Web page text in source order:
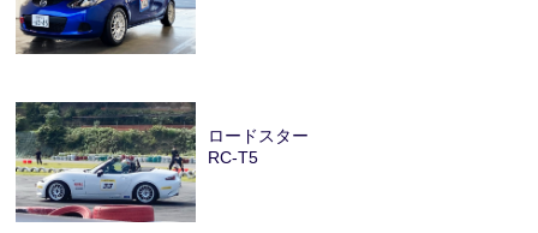
ロードスター
RC-T5